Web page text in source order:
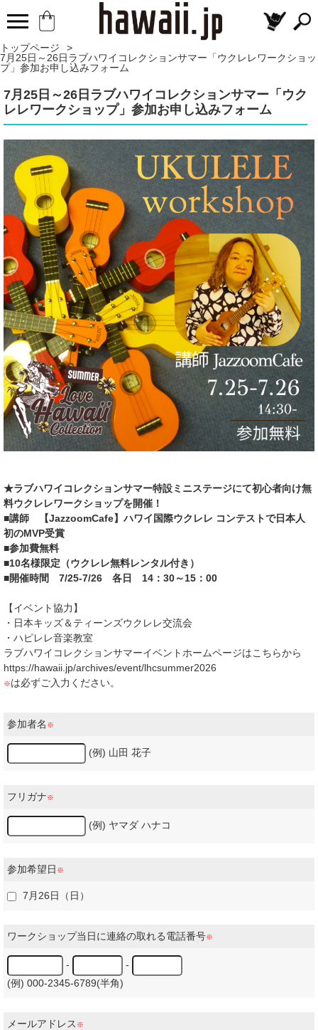
トップページ
>
7月25日～26日ラブハワイコレクションサマー「ウクレレワークショッ
プ」参加お申し込みフォーム
7月25日～26日ラブハワイコレクションサマー「ウク
レレワークショップ」参加お申し込みフォーム
★ラブハワイコレクションサマー特設ミニステージにて初心者向け無
料ウクレレワークショップを開催！
■講師 【JazzoomCafe】ハワイ国際ウクレレ コンテストで日本人
初のMVP受賞
■参加費無料
■10名様限定（ウクレレ無料レンタル付き）
■開催時間 7/25-7/26 各日 14：30～15：00
【イベント協力】
・日本キッズ＆ティーンズウクレレ交流会
・ハピレレ音楽教室
ラブハワイコレクションサマーイベントホームページはこちらから
https://hawaii.jp/archives/event/lhcsummer2026
※は必ずご入力ください。
参加者名 ※
(例) 山田 花子
フリガナ※
(例) ヤマダ ハナコ
参加希望日 ※
7月26日（日）
ワークショップ当日に連絡の取れる電話番号※
-
-
(例) 000-2345-6789(半角)
メールアドレス ※